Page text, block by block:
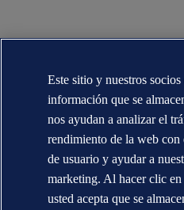
Este sitio y nuestros
información que se
nos ayudan a analizar el
rendimiento de la web
de usuario y ayudar a
marketing. Al hacer clic
usted acepta que se